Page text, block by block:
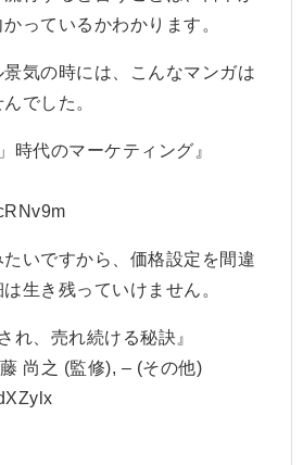
っているかわかります。
気の時には、こんなマンガは
でした。
時代のマーケティング』
いですから、価格設定を間違
生き残っていけません。
れ、売れ続ける秘訣』
尚之 (監修), – (その他)